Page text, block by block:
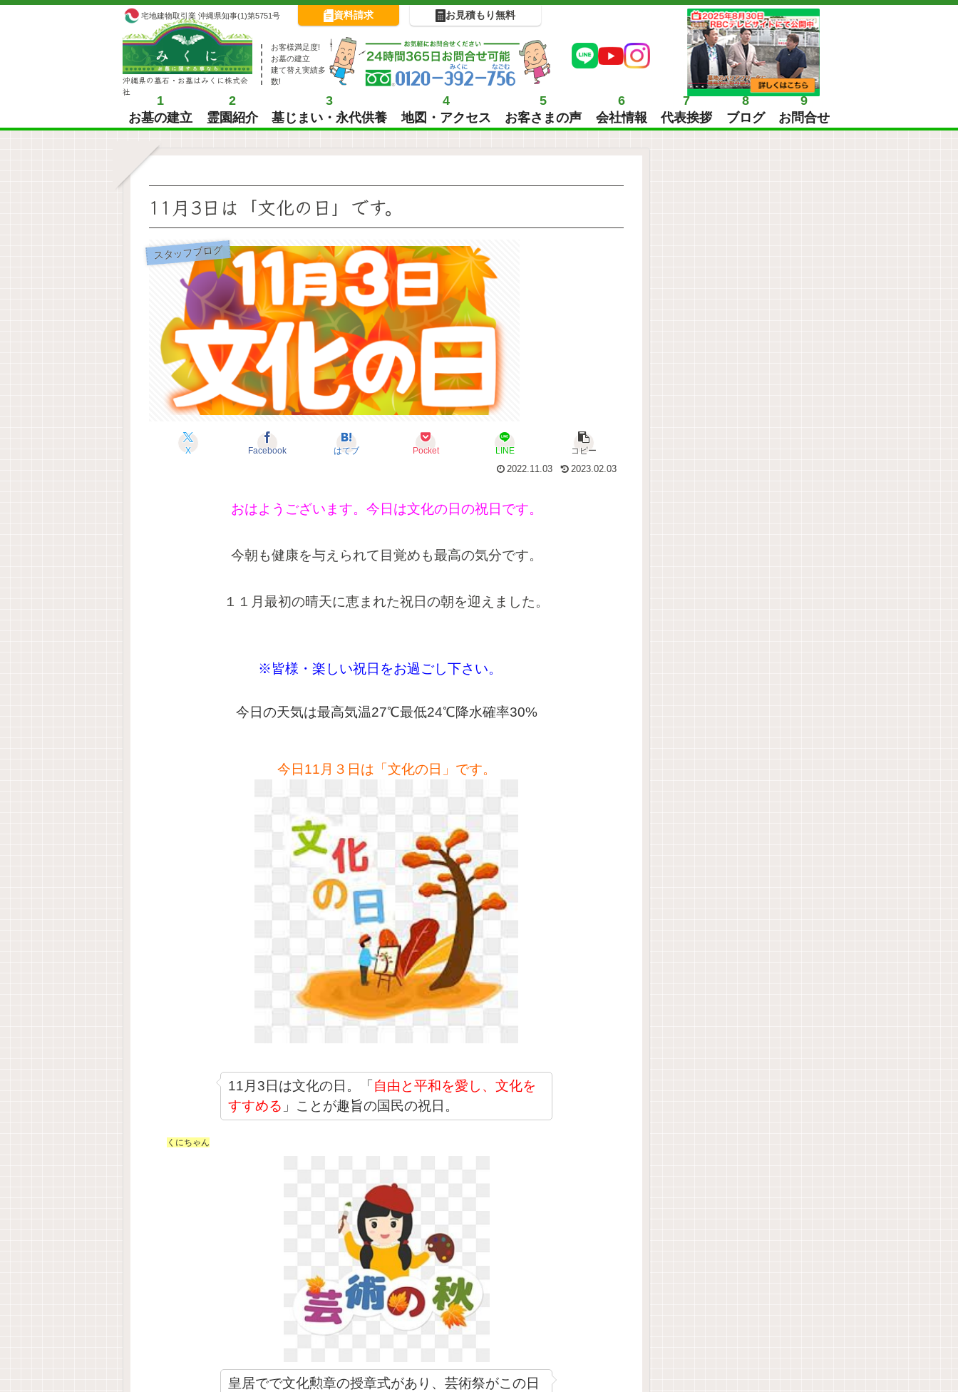
宅地建物取引業 沖縄県知事(1)第5751号 資料請求 お見積もり無料
沖縄県の墓石・お墓はみくに株式会
社
お客様満足度!
お墓の建立
建て替え実績多
数!
1
お墓の建立
2
霊園紹介
3
墓じまい・永代供養
4
地図・アクセス
5
お客さまの声
6
会社情報
7
代表挨拶
8
ブログ
9
お問合せ
11月3日は「文化の日」です。
スタッフブログ
X Facebook はてブ Pocket LINE
コピー
2022.11.03
2023.02.03
おはようございます。今日は文化の日の祝日です。
今朝も健康を与えられて目覚めも最高の気分です。
１１月最初の晴天に恵まれた祝日の朝を迎えました。
※皆様・楽しい祝日をお過ごし下さい。
今日の天気は最高気温27℃最低24℃降水確率30%
今日11月３日は「文化の日」です。
くにちゃん
11月3日は文化の日。「 自由と平和を愛し、文化を
すすめる 」ことが趣旨の国民の祝日。
皇居でで文化勲章の授章式があり、芸術祭がこの日